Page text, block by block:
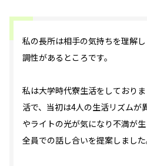
私の長所は相手の気持ちを理解
調性があるところです。
私は大学時代寮生活をしており
活で、当初は4人の生活リズムが
やライトの光が気になり不満が
全員での話し合いを提案しました